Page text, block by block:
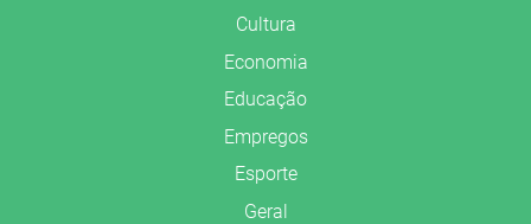
Cultura
Economia
Educação
Empregos
Esporte
Geral